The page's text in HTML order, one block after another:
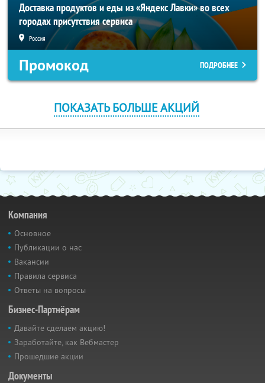
Доставка продуктов и еды из «Яндекс Лавки» во всех
городах присутствия сервиса
Россия
Промокод ПОДРОБНЕЕ
ПОКАЗАТЬ БОЛЬШЕ АКЦИЙ
Компания
Основное
Публикации о нас
Вакансии
Правила сервиса
Ответы на вопросы
Бизнес-Партнёрам
Давайте сделаем акцию!
Заработайте, как Вебмастер
Прошедшие акции
Документы